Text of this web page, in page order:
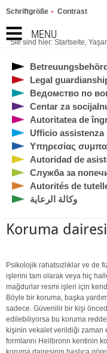
MENU
Schriftgröße Contrast
Sie sind hier: Startseite,
Legal
Ведомство по
Centar za
Autoritatea de
Ufficio assistenza
Υπηρεσίας
Autoridad de
Служба за
Autorités de
وكالة الرعاية
Koruma dairesi
Psikolojik rahatsızlıklar ve de
işlerini tam olarak veya hiç
mağdurlar resmi işleri için
Böyle bir koruma, başka
sadece. Güvenilir bir kişi
edilebiliyorsa bu koruma
kişinin vekalet verildiği zaman
formlarını Heilbronn kentinin